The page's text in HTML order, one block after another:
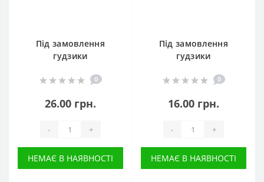
Під замовлення
гудзики
0
26.00 грн.
- +
НЕМАЄ В НАЯВНОСТІ
Під замовлення
гудзики
0
16.00 грн.
- +
НЕМАЄ В НАЯВНОСТІ